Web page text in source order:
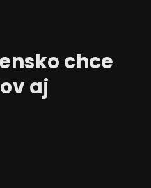
chce
aj